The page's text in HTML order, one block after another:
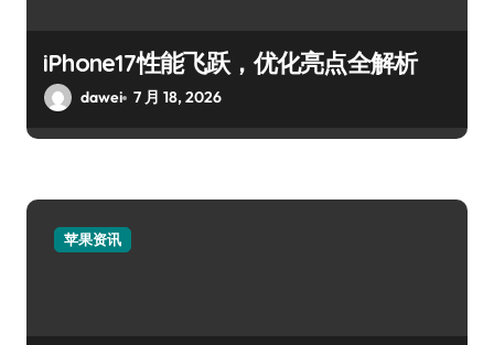
iPhone17性能飞跃，优化亮点全解析
dawei 7 月 18, 2026
苹果资讯